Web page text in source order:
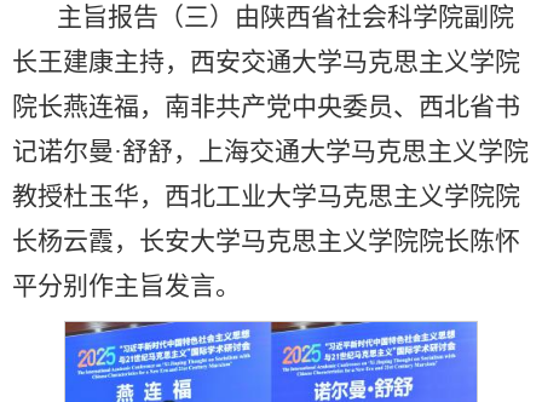
主旨报告（三）由陕西省社会科学院副院
长王建康主持，西安交通大学马克思主义学院
院长燕连福，南非共产党中央委员、西北省书
记诺尔曼·舒舒，上海交通大学马克思主义学院
教授杜玉华，西北工业大学马克思主义学院院
长杨云霞，长安大学马克思主义学院院长陈怀
平分别作主旨发言。